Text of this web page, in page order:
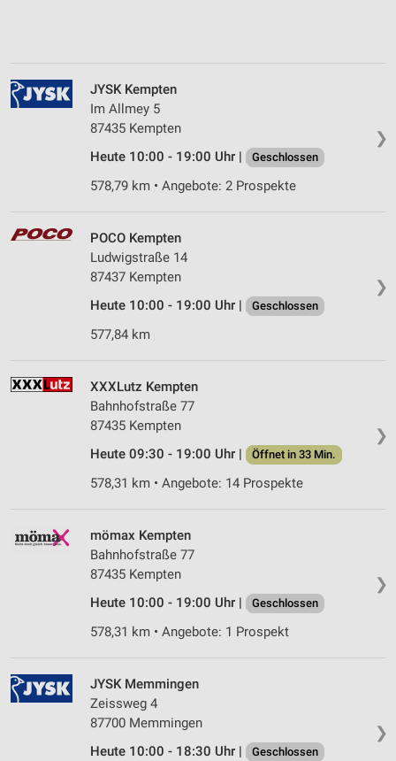
❯
JYSK Kempten
Im Allmey 5
87435 Kempten
Heute 10:00 - 19:00 Uhr |
Geschlossen
578,79 km • Angebote: 2 Prospekte
❯
POCO Kempten
Ludwigstraße 14
87437 Kempten
Heute 10:00 - 19:00 Uhr |
Geschlossen
577,84 km
❯
XXXLutz Kempten
Bahnhofstraße 77
87435 Kempten
Heute 09:30 - 19:00 Uhr |
Öffnet in 33 Min.
578,31 km • Angebote: 14 Prospekte
❯
mömax Kempten
Bahnhofstraße 77
87435 Kempten
Heute 10:00 - 19:00 Uhr |
Geschlossen
578,31 km • Angebote: 1 Prospekt
❯
JYSK Memmingen
Zeissweg 4
87700 Memmingen
Heute 10:00 - 18:30 Uhr |
Geschlossen